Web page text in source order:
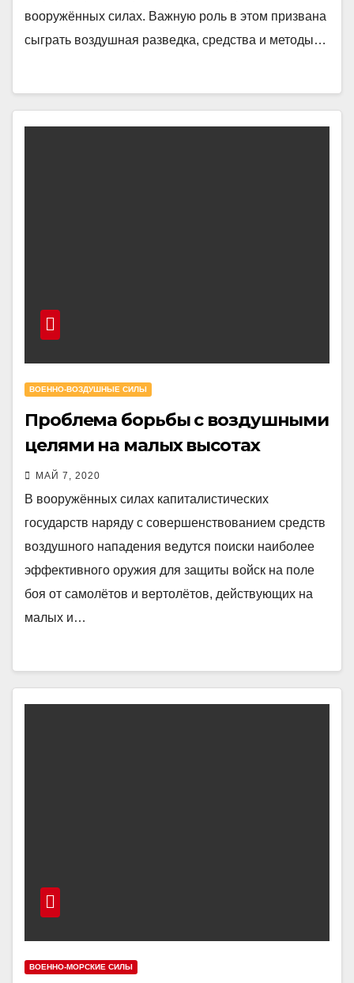
вооружённых силах. Важную роль в этом призвана
сыграть воздушная разведка, средства и методы…
ВОЕННО-ВОЗДУШНЫЕ СИЛЫ
Проблема борьбы с воздушными
целями на малых высотах
МАЙ 7, 2020
В вооружённых силах капиталистических
государств наряду с совершенствованием средств
воздушного нападения ведутся поиски наиболее
эффективного оружия для защиты войск на поле
боя от самолётов и вертолётов, действующих на
малых и…
ВОЕННО-МОРСКИЕ СИЛЫ